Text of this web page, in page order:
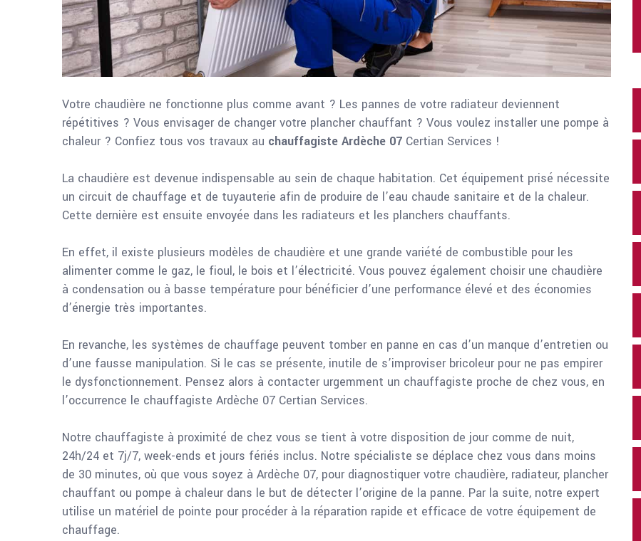
Votre chaudière ne fonctionne plus comme avant ? Les pannes de votre radiateur deviennent
répétitives ? Vous envisager de changer votre plancher chauffant ? Vous voulez installer une pompe à
chaleur ? Confiez tous vos travaux au chauffagiste Ardèche 07 Certian Services !
La chaudière est devenue indispensable au sein de chaque habitation. Cet équipement prisé nécessite
un circuit de chauffage et de tuyauterie afin de produire de l’eau chaude sanitaire et de la chaleur.
Cette dernière est ensuite envoyée dans les radiateurs et les planchers chauffants.
En effet, il existe plusieurs modèles de chaudière et une grande variété de combustible pour les
alimenter comme le gaz, le fioul, le bois et l’électricité. Vous pouvez également choisir une chaudière
à condensation ou à basse température pour bénéficier d’une performance élevé et des économies
d’énergie très importantes.
En revanche, les systèmes de chauffage peuvent tomber en panne en cas d’un manque d’entretien ou
d’une fausse manipulation. Si le cas se présente, inutile de s’improviser bricoleur pour ne pas empirer
le dysfonctionnement. Pensez alors à contacter urgemment un chauffagiste proche de chez vous, en
l’occurrence le chauffagiste Ardèche 07 Certian Services.
Notre chauffagiste à proximité de chez vous se tient à votre disposition de jour comme de nuit,
24h/24 et 7j/7, week-ends et jours fériés inclus. Notre spécialiste se déplace chez vous dans moins
de 30 minutes, où que vous soyez à Ardèche 07, pour diagnostiquer votre chaudière, radiateur, plancher
chauffant ou pompe à chaleur dans le but de détecter l’origine de la panne. Par la suite, notre expert
utilise un matériel de pointe pour procéder à la réparation rapide et efficace de votre équipement de
chauffage.